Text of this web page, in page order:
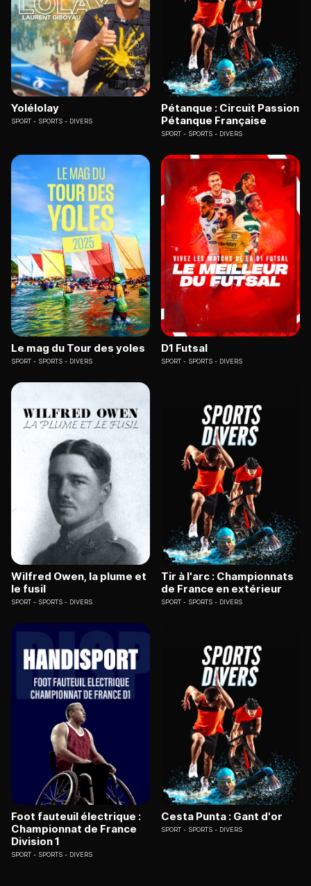
Yolélolay
SPORT SPORTS - DIVERS
Pétanque : Circuit Passion
Pétanque Française
SPORT SPORTS - DIVERS
Le mag du Tour des yoles
SPORT SPORTS - DIVERS
D1 Futsal
SPORT SPORTS - DIVERS
Wilfred Owen, la plume et
le fusil
SPORT SPORTS - DIVERS
Tir à l'arc : Championnats
de France en extérieur
SPORT SPORTS - DIVERS
Foot fauteuil électrique :
Championnat de France
Division 1
SPORT SPORTS - DIVERS
Cesta Punta : Gant d'or
SPORT SPORTS - DIVERS